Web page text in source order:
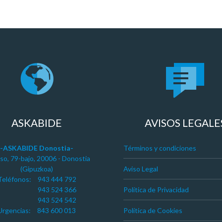
ASKABIDE
-ASKABIDE Donostia-
79-bajo, 20006 - Donostia
(Gipuzkoa)
943 444 792
943 524 366
943 524 542
843 600 013
AVISOS
Términos y condiciones
Aviso Legal
Política de Privacidad
Política de Cookies